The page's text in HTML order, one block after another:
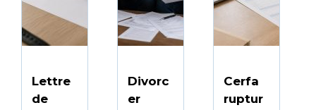
Lettre
de
Divorc
er
Cerfa
ruptur